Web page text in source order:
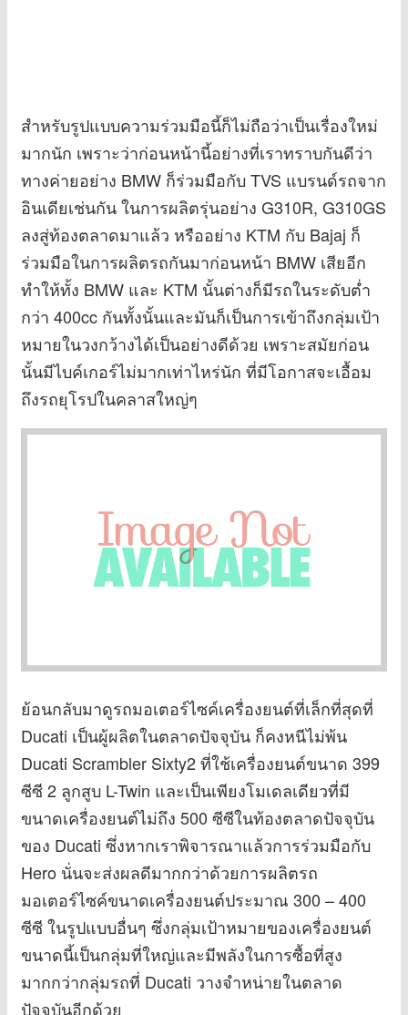
สำหรับรูปแบบความร่วมมือนี้ก็ไม่ถือว่าเป็นเรื่องใหม่
มากนัก เพราะว่าก่อนหน้านี้อย่างที่เราทราบกันดีว่า
ทางค่ายอย่าง BMW ก็ร่วมมือกับ TVS แบรนด์รถจาก
อินเดียเช่นกัน ในการผลิตรุ่นอย่าง G310R, G310GS
ลงสู่ท้องตลาดมาแล้ว หรืออย่าง KTM กับ Bajaj ก็
ร่วมมือในการผลิตรถกันมาก่อนหน้า BMW เสียอีก
ทำให้ทั้ง BMW และ KTM นั้นต่างก็มีรถในระดับต่ำ
กว่า 400cc กันทั้งนั้นและมันก็เป็นการเข้าถึงกลุ่มเป้า
หมายในวงกว้างได้เป็นอย่างดีด้วย เพราะสมัยก่อน
นั้นมีไบค์เกอร์ไม่มากเท่าไหร่นัก ที่มีโอกาสจะเอื้อม
ถึงรถยุโรปในคลาสใหญ่ๆ
ย้อนกลับมาดูรถมอเตอร์ไซค์เครื่องยนต์ที่เล็กที่สุดที่
Ducati เป็นผู้ผลิตในตลาดปัจจุบัน ก็คงหนีไม่พ้น
Ducati Scrambler Sixty2 ที่ใช้เครื่องยนต์ขนาด 399
ซีซี 2 ลูกสูบ L-Twin และเป็นเพียงโมเดลเดียวที่มี
ขนาดเครื่องยนต์ไม่ถึง 500 ซีซีในท้องตลาดปัจจุบัน
ของ Ducati ซึ่งหากเราพิจารณาแล้วการร่วมมือกับ
Hero นั่นจะส่งผลดีมากกว่าด้วยการผลิตรถ
มอเตอร์ไซค์ขนาดเครื่องยนต์ประมาณ 300 – 400
ซีซี ในรูปแบบอื่นๆ ซึ่งกลุ่มเป้าหมายของเครื่องยนต์
ขนาดนี้เป็นกลุ่มที่ใหญ่และมีพลังในการซื้อที่สูง
มากกว่ากลุ่มรถที่ Ducati วางจำหน่ายในตลาด
ปัจจุบันอีกด้วย